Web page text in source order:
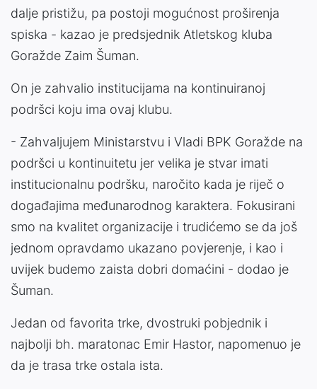
dalje pristižu, pa postoji mogućnost proširenja
spiska - kazao je predsjednik Atletskog kluba
Goražde Zaim Šuman.
On je zahvalio institucijama na kontinuiranoj
podršci koju ima ovaj klubu.
- Zahvaljujem Ministarstvu i Vladi BPK Goražde na
podršci u kontinuitetu jer velika je stvar imati
institucionalnu podršku, naročito kada je riječ o
događajima međunarodnog karaktera. Fokusirani
smo na kvalitet organizacije i trudićemo se da još
jednom opravdamo ukazano povjerenje, i kao i
uvijek budemo zaista dobri domaćini - dodao je
Šuman.
Jedan od favorita trke, dvostruki pobjednik i
najbolji bh. maratonac Emir Hastor, napomenuo je
da je trasa trke ostala ista.